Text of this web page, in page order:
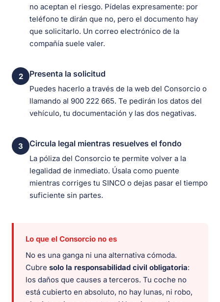
no aceptan el riesgo. Pídelas expresamente: por
teléfono te dirán que no, pero el documento hay
que solicitarlo. Un correo electrónico de la
compañía suele valer.
2 Presenta la solicitud
Puedes hacerlo a través de la web del Consorcio o
llamando al 900 222 665. Te pedirán los datos del
vehículo, tu documentación y las dos negativas.
3 Circula legal mientras resuelves el fondo
La póliza del Consorcio te permite volver a la
legalidad de inmediato. Úsala como puente
mientras corriges tu SINCO o dejas pasar el tiempo
suficiente sin partes.
Lo que el Consorcio no es
No es una ganga ni una alternativa cómoda.
Cubre solo la responsabilidad civil obligatoria:
los daños que causes a terceros. Tu coche no
está cubierto en absoluto, no hay lunas, ni robo,